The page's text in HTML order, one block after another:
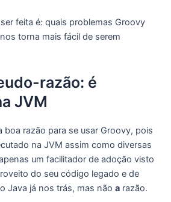
feita é: quais problemas Groovy
torna mais fácil de serem
razão: é
JVM
boa razão para se usar Groovy, pois
na JVM assim como diversas
um facilitador de adoção visto
do seu código legado e de
Java já nos trás, mas não a razão.